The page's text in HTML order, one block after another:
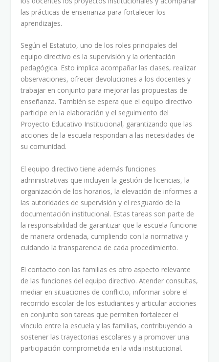
las prácticas de enseñanza para fortalecer los
aprendizajes.
Según el Estatuto, uno de los roles principales del
equipo directivo es la supervisión y la orientación
pedagógica. Esto implica acompañar las clases, realizar
observaciones, ofrecer devoluciones a los docentes y
trabajar en conjunto para mejorar las propuestas de
enseñanza. También se espera que el equipo directivo
participe en la elaboración y el seguimiento del
Proyecto Educativo Institucional, garantizando que las
acciones de la escuela respondan a las necesidades de
su comunidad.
El equipo directivo tiene además funciones
administrativas que incluyen la gestión de licencias, la
organización de los horarios, la elevación de informes a
las autoridades de supervisión y el resguardo de la
documentación institucional. Estas tareas son parte de
la responsabilidad de garantizar que la escuela funcione
de manera ordenada, cumpliendo con la normativa y
cuidando la transparencia de cada procedimiento.
El contacto con las familias es otro aspecto relevante
de las funciones del equipo directivo. Atender consultas,
mediar en situaciones de conflicto, informar sobre el
recorrido escolar de los estudiantes y articular acciones
en conjunto son tareas que permiten fortalecer el
vínculo entre la escuela y las familias, contribuyendo a
sostener las trayectorias escolares y a promover una
participación comprometida en la vida institucional.